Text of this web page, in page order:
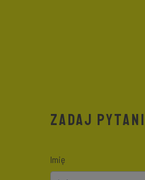
ZADAJ
Imię